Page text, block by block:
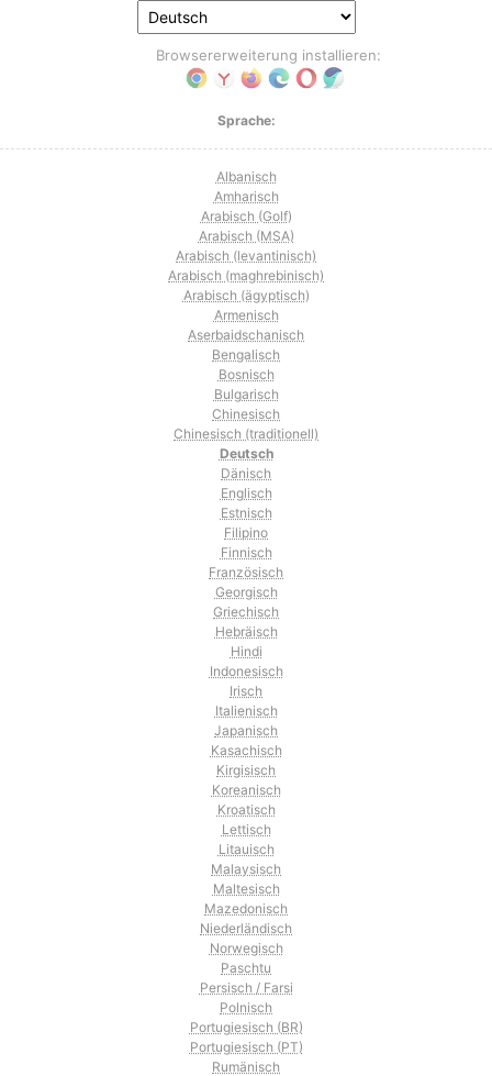
Browsererweiterung installieren:
Sprache:
Albanisch
Amharisch
Arabisch (Golf)
Arabisch (MSA)
Arabisch (levantinisch)
Arabisch (maghrebinisch)
Arabisch (ägyptisch)
Armenisch
Aserbaidschanisch
Bengalisch
Bosnisch
Bulgarisch
Chinesisch
Chinesisch (traditionell)
Deutsch
Dänisch
Englisch
Estnisch
Filipino
Finnisch
Französisch
Georgisch
Griechisch
Hebräisch
Hindi
Indonesisch
Irisch
Italienisch
Japanisch
Kasachisch
Kirgisisch
Koreanisch
Kroatisch
Lettisch
Litauisch
Malaysisch
Maltesisch
Mazedonisch
Niederländisch
Norwegisch
Paschtu
Persisch / Farsi
Polnisch
Portugiesisch (BR)
Portugiesisch (PT)
Rumänisch